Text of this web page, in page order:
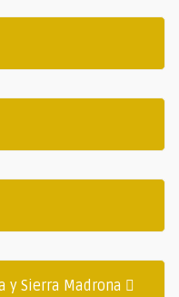
y Sierra Madrona